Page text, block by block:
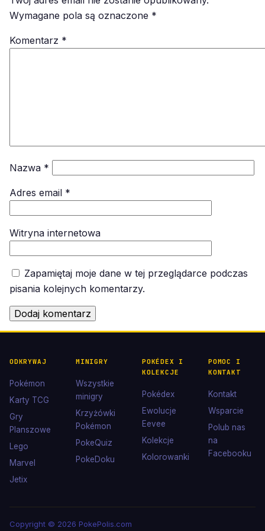
Wymagane pola są oznaczone *
Komentarz *
Nazwa *
Adres email *
Witryna internetowa
Zapamiętaj moje dane w tej przeglądarce podczas
pisania kolejnych komentarzy.
ODKRYWAJ
Pokémon
Karty TCG
Gry
Planszowe
Lego
Marvel
Jetix
MINIGRY
Wszystkie
minigry
Krzyżówki
Pokémon
PokeQuiz
PokeDoku
POKÉDEX I
KOLEKCJE
Pokédex
Ewolucje
Eevee
Kolekcje
Kolorowanki
POMOC I
KONTAKT
Kontakt
Wsparcie
Polub nas
na
Facebooku
Copyright © 2026 PokePolis.com